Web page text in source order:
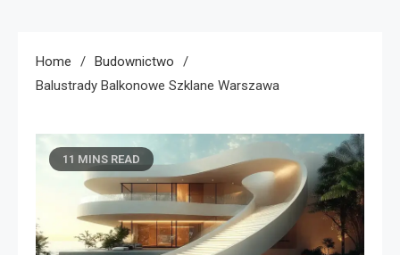
Home
Budownictwo
Balustrady Balkonowe Szklane Warszawa
11 MINS READ